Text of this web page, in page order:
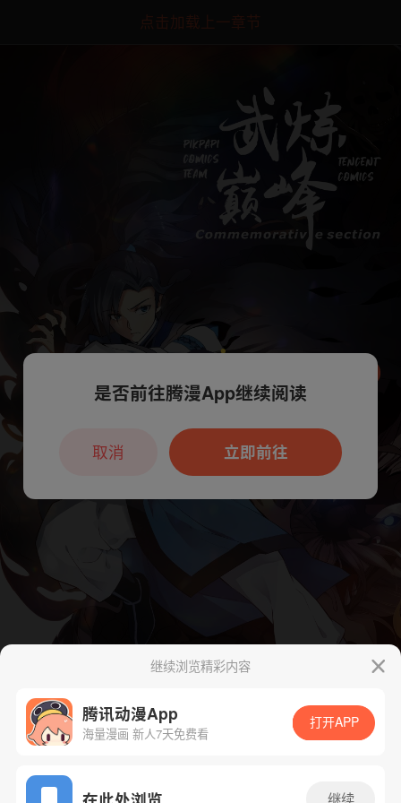
点击加载上一章节
App免费看
继续浏览精彩内容
腾讯动漫App
海量漫画 新人7天免费看
打开APP
继续
本章节仅支持App阅读，可打开App新用
户7天免费看
是否前往腾漫App继续阅读
立即前往
取消